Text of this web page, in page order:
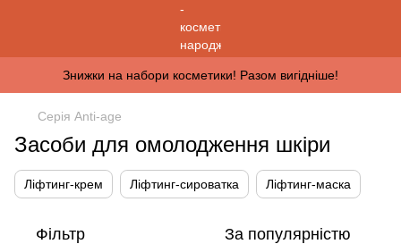
Знижки на набори косметики! Разом вигідніше!
Серія Anti-age
Засоби для омолодження шкіри
Ліфтинг-крем Ліфтинг-сироватка Ліфтинг-маска
Фільтр За популярністю